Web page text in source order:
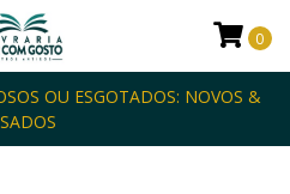
OU ESGOTADOS: NOVOS &
0